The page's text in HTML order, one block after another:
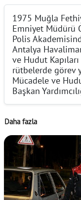
1975 Muğla
Emniyet Müdürü
Polis
Antalya
ve Hudut
rütbelerde görev
Mücadele ve
Başkan
Daha fazla